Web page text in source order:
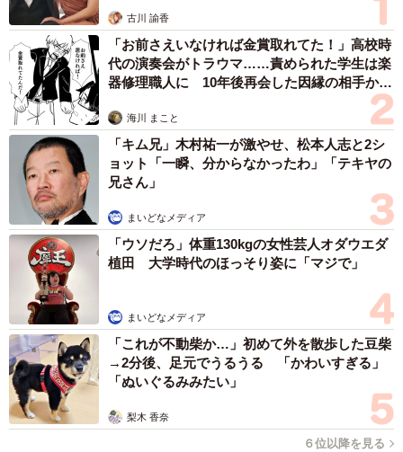
古川 諭香
「お前さえいなければ金賞取れてた！」高校時
代の演奏会がトラウマ……責められた学生は楽
器修理職人に 10年後再会した因縁の相手から
海川 まこと
「キム兄」木村祐一が激やせ、松本人志と2シ
ョット「一瞬、分からなかったわ」「テキヤの
兄さん」
まいどなメディア
「ウソだろ」体重130kgの女性芸人オダウエダ
植田 大学時代のほっそり姿に「マジで」
まいどなメディア
「これが不動柴か…」初めて外を散歩した豆柴
→2分後、足元でうるうる 「かわいすぎる」
「ぬいぐるみみたい」
梨木 香奈
６位以降を見る